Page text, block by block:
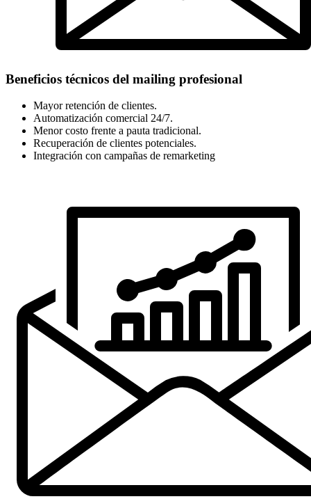
Beneficios técnicos del mailing profesional
Mayor retención de clientes.
Automatización comercial 24/7.
Menor costo frente a pauta tradicional.
Recuperación de clientes potenciales.
Integración con campañas de remarketing